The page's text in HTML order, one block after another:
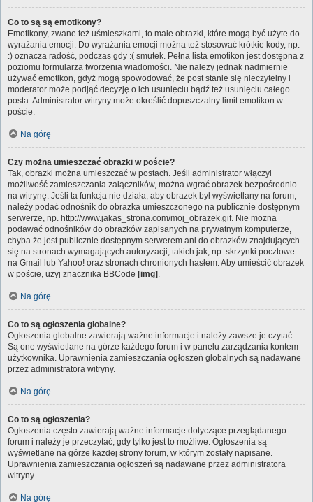
Co to są są emotikony?
Emotikony, zwane też uśmieszkami, to małe obrazki, które mogą być użyte do
wyrażania emocji. Do wyrażania emocji można też stosować krótkie kody, np.
:) oznacza radość, podczas gdy :( smutek. Pełna lista emotikon jest dostępna z
poziomu formularza tworzenia wiadomości. Nie należy jednak nadmiernie
używać emotikon, gdyż mogą spowodować, że post stanie się nieczytelny i
moderator może podjąć decyzję o ich usunięciu bądź też usunięciu całego
posta. Administrator witryny może określić dopuszczalny limit emotikon w
poście.
Na górę
Czy można umieszczać obrazki w poście?
Tak, obrazki można umieszczać w postach. Jeśli administrator włączył
możliwość zamieszczania załączników, można wgrać obrazek bezpośrednio
na witrynę. Jeśli ta funkcja nie działa, aby obrazek był wyświetlany na forum,
należy podać odnośnik do obrazka umieszczonego na publicznie dostępnym
serwerze, np. http://www.jakas_strona.com/moj_obrazek.gif. Nie można
podawać odnośników do obrazków zapisanych na prywatnym komputerze,
chyba że jest publicznie dostępnym serwerem ani do obrazków znajdujących
się na stronach wymagających autoryzacji, takich jak, np. skrzynki pocztowe
na Gmail lub Yahoo! oraz stronach chronionych hasłem. Aby umieścić obrazek
w poście, użyj znacznika BBCode [img] .
Na górę
Co to są ogłoszenia globalne?
Ogłoszenia globalne zawierają ważne informacje i należy zawsze je czytać.
Są one wyświetlane na górze każdego forum i w panelu zarządzania kontem
użytkownika. Uprawnienia zamieszczania ogłoszeń globalnych są nadawane
przez administratora witryny.
Na górę
Co to są ogłoszenia?
Ogłoszenia często zawierają ważne informacje dotyczące przeglądanego
forum i należy je przeczytać, gdy tylko jest to możliwe. Ogłoszenia są
wyświetlane na górze każdej strony forum, w którym zostały napisane.
Uprawnienia zamieszczania ogłoszeń są nadawane przez administratora
witryny.
Na górę